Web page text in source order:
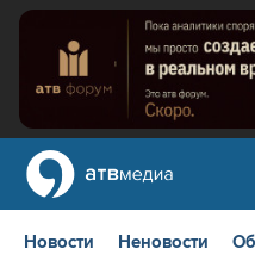
Новости Неновости